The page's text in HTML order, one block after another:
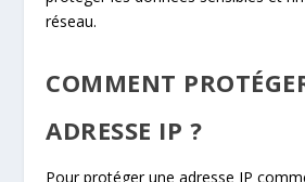
réseau.
COMMENT
ADRESSE IP ?
Pour protéger une adresse IP